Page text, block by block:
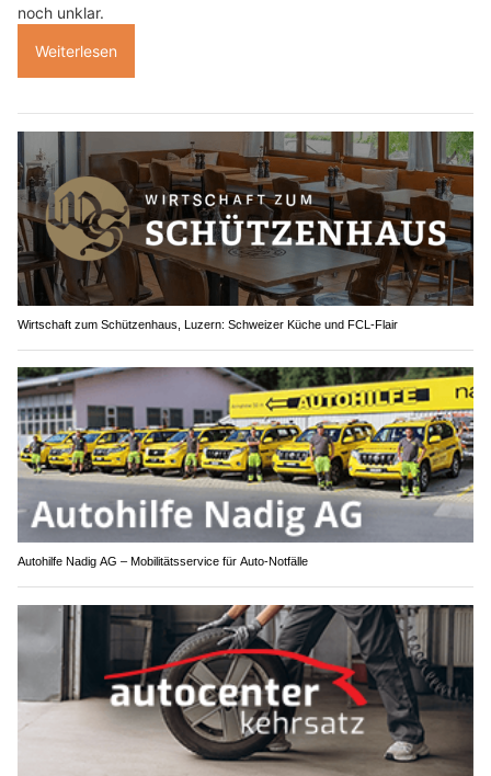
noch unklar.
Weiterlesen
Wirtschaft zum Schützenhaus, Luzern: Schweizer Küche und FCL-Flair
Autohilfe Nadig AG – Mobilitätsservice für Auto‑Notfälle